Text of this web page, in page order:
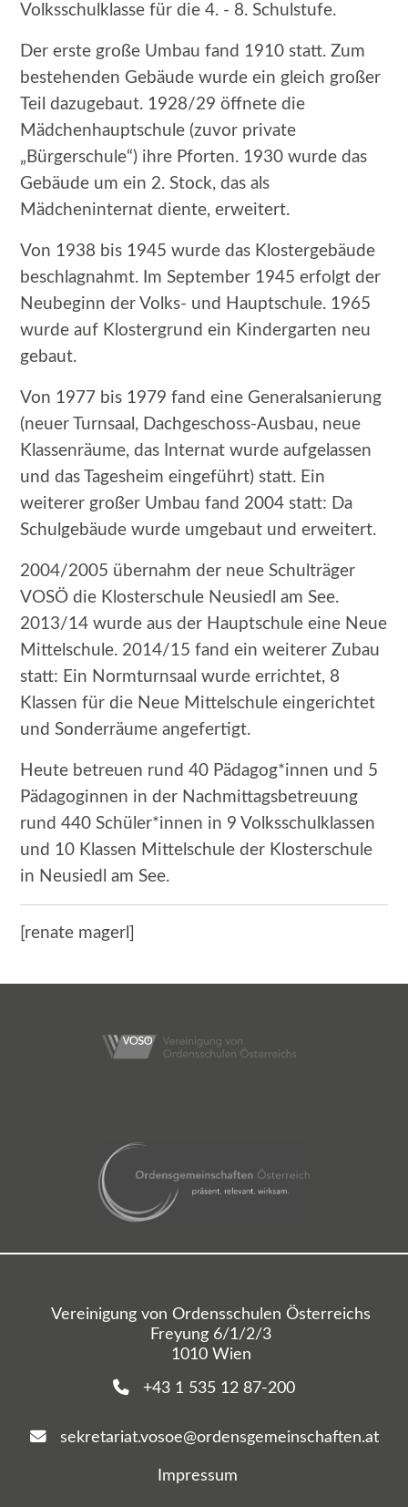
Volksschulklasse für die 4. - 8. Schulstufe.
Der erste große Umbau fand 1910 statt. Zum
bestehenden Gebäude wurde ein gleich großer
Teil dazugebaut. 1928/29 öffnete die
Mädchenhauptschule (zuvor private
„Bürgerschule“) ihre Pforten. 1930 wurde das
Gebäude um ein 2. Stock, das als
Mädcheninternat diente, erweitert.
Von 1938 bis 1945 wurde das Klostergebäude
beschlagnahmt. Im September 1945 erfolgt der
Neubeginn der Volks- und Hauptschule. 1965
wurde auf Klostergrund ein Kindergarten neu
gebaut.
Von 1977 bis 1979 fand eine Generalsanierung
(neuer Turnsaal, Dachgeschoss-Ausbau, neue
Klassenräume, das Internat wurde aufgelassen
und das Tagesheim eingeführt) statt. Ein
weiterer großer Umbau fand 2004 statt: Da
Schulgebäude wurde umgebaut und erweitert.
2004/2005 übernahm der neue Schulträger
VOSÖ die Klosterschule Neusiedl am See.
2013/14 wurde aus der Hauptschule eine Neue
Mittelschule. 2014/15 fand ein weiterer Zubau
statt: Ein Normturnsaal wurde errichtet, 8
Klassen für die Neue Mittelschule eingerichtet
und Sonderräume angefertigt.
Heute betreuen rund 40 Pädagog*innen und 5
Pädagoginnen in der Nachmittagsbetreuung
rund 440 Schüler*innen in 9 Volksschulklassen
und 10 Klassen Mittelschule der Klosterschule
in Neusiedl am See.
[renate magerl]
Vereinigung von Ordensschulen Österreichs
Freyung 6/1/2/3
1010 Wien
+43 1 535 12 87-200
sekretariat.vosoe@ordensgemeinschaften.at
Impressum